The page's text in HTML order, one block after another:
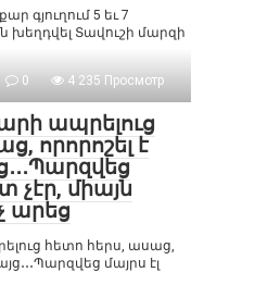
գյուղում 5 եւ 7
Տավուշի մարզի
0 4 235 Просмотр
ապրելուց
որորոշել է
չէր, միայն
արեց
հետո հերս, ասաց,
մայրս էլ